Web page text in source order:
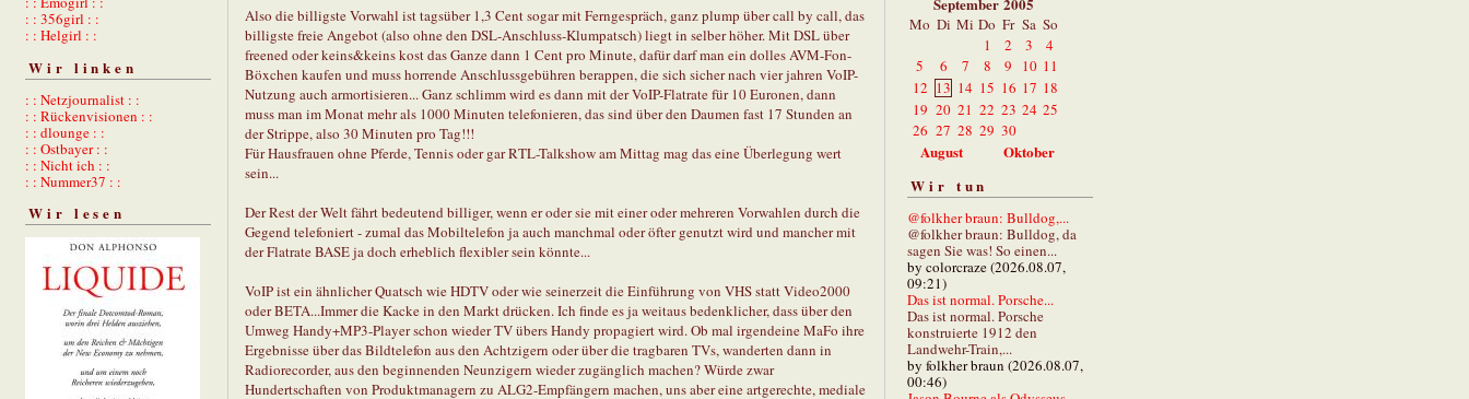
: : 356girl : :
: : Helgirl : :
Wir linken
: : Netzjournalist : :
: : Rückenvisionen : :
: : dlounge : :
: : Ostbayer : :
: : Nicht ich : :
: : Nummer37 : :
Wir lesen
Also die billigste Vorwahl ist tagsüber 1,3 Cent sogar mit Ferngespräch, ganz plump über call by call, das
billigste freie Angebot (also ohne den DSL-Anschluss-Klumpatsch) liegt in selber höher. Mit DSL über
freened oder keins&keins kost das Ganze dann 1 Cent pro Minute, dafür darf man ein dolles AVM-Fon-
Böxchen kaufen und muss horrende Anschlussgebühren berappen, die sich sicher nach vier jahren VoIP-
Nutzung auch armortisieren... Ganz schlimm wird es dann mit der VoIP-Flatrate für 10 Euronen, dann
muss man im Monat mehr als 1000 Minuten telefonieren, das sind über den Daumen fast 17 Stunden an
der Strippe, also 30 Minuten pro Tag!!!
Für Hausfrauen ohne Pferde, Tennis oder gar RTL-Talkshow am Mittag mag das eine Überlegung wert
sein...
Der Rest der Welt fährt bedeutend billiger, wenn er oder sie mit einer oder mehreren Vorwahlen durch die
Gegend telefoniert - zumal das Mobiltelefon ja auch manchmal oder öfter genutzt wird und mancher mit
der Flatrate BASE ja doch erheblich flexibler sein könnte...
VoIP ist ein ähnlicher Quatsch wie HDTV oder wie seinerzeit die Einführung von VHS statt Video2000
oder BETA...Immer die Kacke in den Markt drücken. Ich finde es ja weitaus bedenklicher, dass über den
Umweg Handy+MP3-Player schon wieder TV übers Handy propagiert wird. Ob mal irgendeine MaFo ihre
Ergebnisse über das Bildtelefon aus den Achtzigern oder über die tragbaren TVs, wanderten dann in
Radiorecorder, aus den beginnenden Neunzigern wieder zugänglich machen? Würde zwar
Hundertschaften von Produktmanagern zu ALG2-Empfängern machen, uns aber eine artgerechte, mediale
Mo Di Mi Do Fr Sa So
1
2 3
4
5
6 7 8 9 10 11
12 13 14 15 16 17 18
19 20 21 22 23 24 25
26 27 28 29 30
August
Oktober
Wir tun
@folkher braun: Bulldog,...
@folkher braun: Bulldog, da
sagen Sie was! So einen...
by colorcraze (2026.08.07,
09:21)
Das ist normal. Porsche...
Das ist normal. Porsche
konstruierte 1912 den
Landwehr-Train,...
by folkher braun (2026.08.07,
00:46)